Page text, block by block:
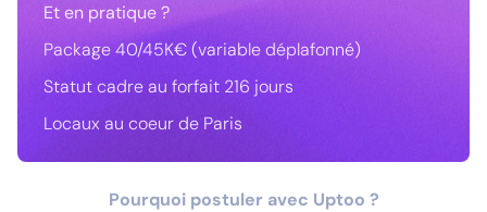
Et en pratique ?
Package 40/45K€ (variable déplafonné)
Statut cadre au forfait 216 jours
Locaux au coeur de Paris
Pourquoi postuler avec Uptoo ?